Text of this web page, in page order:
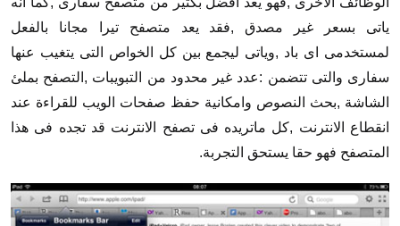
ياتى بسعر غير مصدق ,فقد يعد متصفح تيرا مجانا بالفعل
لمستخدمى اى باد ,وياتى ليجمع بين كل الخواص التى يتغيب عنها
سفارى والتى تتضمن :عدد غير محدود من التبويبات ,التصفح بملئ
الشاشة ,بحث النصوص وامكانية حفظ صفحات الويب للقراءة عند
انقطاع الانترنت ,كل ماتريده فى تصفح الانترنت قد تجده فى هذا
المتصفح فهو حقا يستحق التجربة.